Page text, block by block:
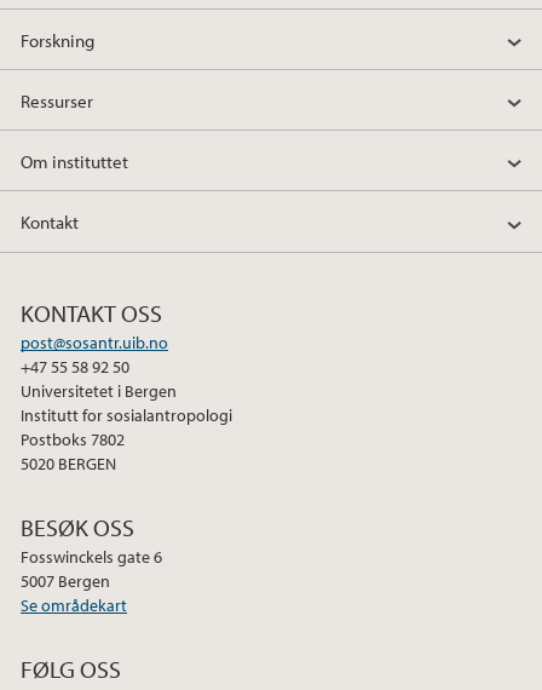
t
e
k
d
n
e
o
k
Forskning
Ressurser
Om instituttet
Kontakt
KONTAKT OSS
post@sosantr.uib.no
+47 55 58 92 50
Universitetet i Bergen
Institutt for sosialantropologi
Postboks 7802
5020 BERGEN
BESØK OSS
Fosswinckels gate 6
5007 Bergen
Se områdekart
FØLG OSS